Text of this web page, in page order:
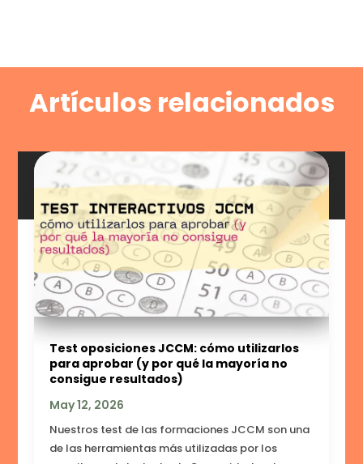
Artículos relacionados
Test oposiciones JCCM: cómo utilizarlos
para aprobar (y por qué la mayoría no
consigue resultados)
May 12, 2026
Nuestros test de las formaciones JCCM son una
de las herramientas más utilizadas por los